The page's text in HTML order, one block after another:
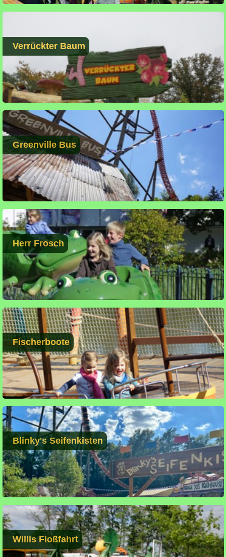
Verrückter Baum
Greenville Bus
Herr Frosch
Fischerboote
Blinky's Seifenkisten
Willis Floßfahrt